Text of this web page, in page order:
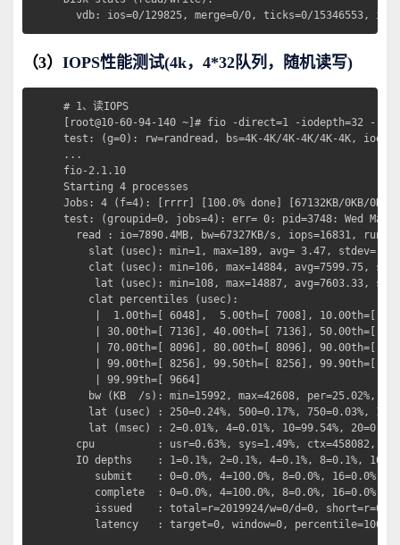
vdb: ios=0/129825, merge=0/0, ticks=0/15346553,
（3） IOPS性能测试(4k，4*32队列，随机读写)
# 1、读IOPS
[root@10-60-94-140 ~]# fio -direct=1 -iodepth=32 -
test: (g=0): rw=randread, bs=4K-4K/4K-4K/4K-4K,
...
fio-2.1.10
Starting 4 processes
Jobs: 4 (f=4): [rrrr] [100.0% done] [67132KB/0KB/
test: (groupid=0, jobs=4): err= 0: pid=3748: Wed Mar
read : io=7890.4MB, bw=67327KB/s, iops=16831,
slat (usec): min=1, max=189, avg= 3.47, stdev=
clat (usec): min=106, max=14884, avg=7599.75,
lat (usec): min=108, max=14887, avg=7603.33,
clat percentiles (usec):
|  1.00th=[ 6048],  5.00th=[ 7008], 10.00th=[
| 30.00th=[ 7136], 40.00th=[ 7136], 50.00th=[
| 70.00th=[ 8096], 80.00th=[ 8096], 90.00th=[
| 99.00th=[ 8256], 99.50th=[ 8256], 99.90th=[
| 99.99th=[ 9664]
bw (KB  /s): min=15992, max=42608, per=25.02%,
lat (usec) : 250=0.24%, 500=0.17%, 750=0.03%,
lat (msec) : 2=0.01%, 4=0.01%, 10=99.54%, 20=0.01%
cpu          : usr=0.63%, sys=1.49%, ctx=458082,
IO depths    : 1=0.1%, 2=0.1%, 4=0.1%, 8=0.1%,
submit    : 0=0.0%, 4=100.0%, 8=0.0%, 16=0.0%,
complete  : 0=0.0%, 4=100.0%, 8=0.0%, 16=0.0%,
issued    : total=r=2019924/w=0/d=0, short=r=0/
latency   : target=0, window=0,